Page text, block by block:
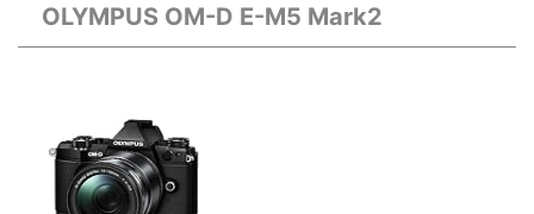
OLYMPUS OM-D E-M5 Mark2